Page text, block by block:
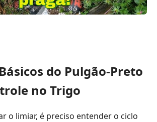
do Pulgão-Preto
no Trigo
o limiar, é preciso entender o ciclo